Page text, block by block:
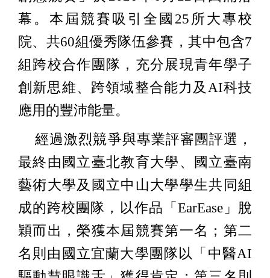
幕。本屆競賽吸引全國25所大專校
院、共60組優秀隊伍參賽，其中包含7
組跨校合作團隊，充分展現青年學子
創新思維、跨領域整合能力及AI科技
應用的豐沛能量。
經過激烈競爭與專業評審團評選，
最終由國立臺北教育大學、國立臺南
藝術大學及國立中山大學學生共同組
成的跨校團隊，以作品「EarEase」脫
穎而出，榮獲本屆競賽第一名；第二
名則由國立宜蘭大學團隊以「中醫AI